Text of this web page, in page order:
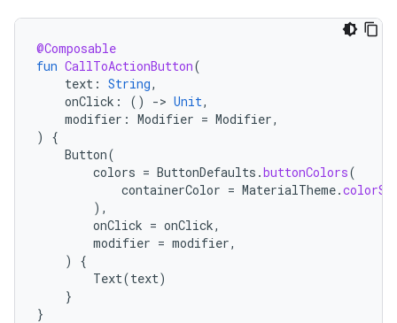
@Composable
fun CallToActionButton(
text : String,
onClick : () -> Unit,
modifier : Modifier = Modifier,
)
{
Button(
colors = ButtonDefaults .buttonColors(
containerColor = MaterialTheme.
),
onClick = onClick,
modifier = modifier,
)
{
Text(text)
}
}